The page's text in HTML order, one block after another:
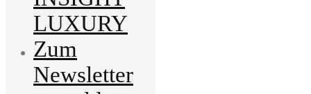
LUXURY
Zum
Newsletter